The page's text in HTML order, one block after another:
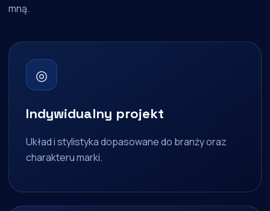
mną.
◎
Indywidualny projekt
Układ i stylistyka dopasowane do branży oraz
charakteru marki.